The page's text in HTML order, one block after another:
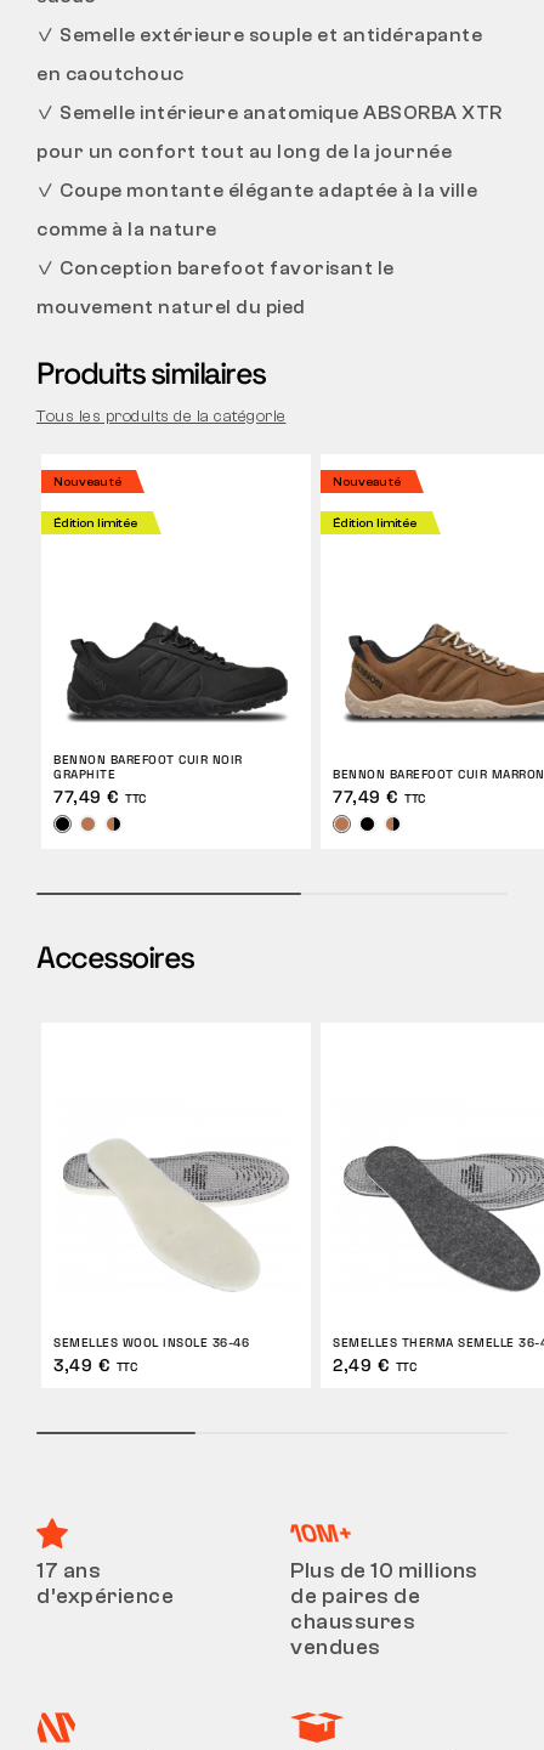
✓ Semelle extérieure souple et antidérapante
en caoutchouc
✓ Semelle intérieure anatomique ABSORBA XTR
pour un confort tout au long de la journée
✓ Coupe montante élégante adaptée à la ville
comme à la nature
✓ Conception barefoot favorisant le
mouvement naturel du pied
Produits similaires
Tous les produits de la catégorie
Nouveauté
Édition limitée
BENNON BAREFOOT CUIR NOIR
GRAPHITE
77,49 € TTC
Nouveauté
Édition limitée
BENNON BAREFOOT CUIR MARRON
77,49 € TTC
Accessoires
SEMELLES WOOL INSOLE 36-46
3,49 € TTC
SEMELLES THERMA SEMELLE 36-
2,49 € TTC
17 ans
d’expérience
Plus de 10 millions
de paires de
chaussures
vendues